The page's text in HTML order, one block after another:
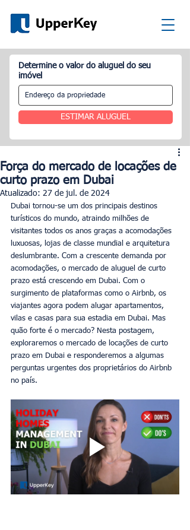
Determine o valor do aluguel do seu
imóvel
ESTIMAR ALUGUEL
Força do mercado de locações de
curto prazo em Dubai
Atualizado: 27 de jul. de 2024
Dubai tornou-se um dos principais destinos
turísticos do mundo, atraindo milhões de
visitantes todos os anos graças a acomodações
luxuosas, lojas de classe mundial e arquitetura
deslumbrante. Com a crescente demanda por
acomodações, o mercado de aluguel de curto
prazo está crescendo em Dubai. Com o
surgimento de plataformas como o Airbnb, os
viajantes agora podem alugar apartamentos,
vilas e casas para sua estadia em Dubai. Mas
quão forte é o mercado? Nesta postagem,
exploraremos o mercado de locações de curto
prazo em Dubai e responderemos a algumas
perguntas urgentes dos proprietários do Airbnb
no país.